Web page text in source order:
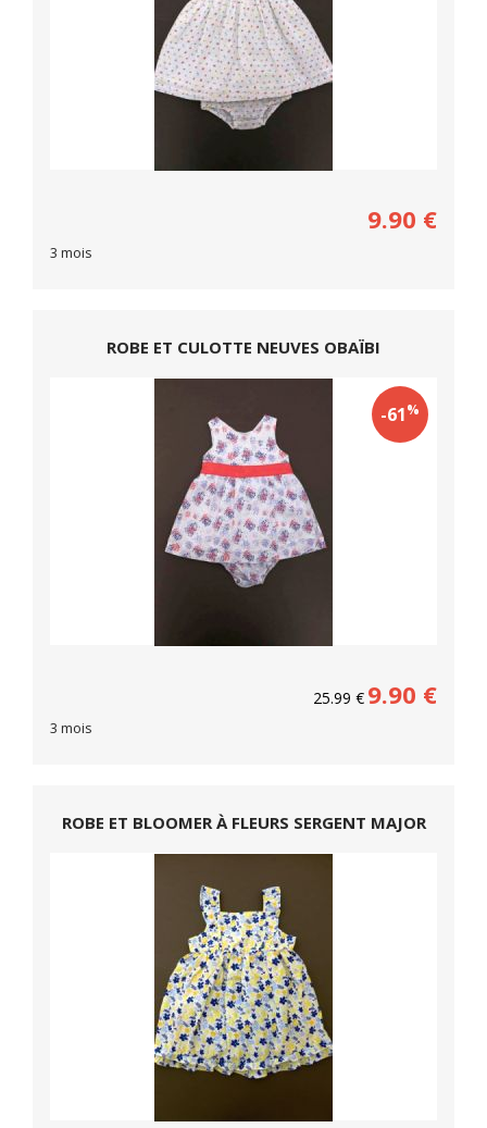
9.90 €
3 mois
ROBE ET CULOTTE NEUVES OBAÏBI
-61%
25.99 € 9.90 €
3 mois
ROBE ET BLOOMER À FLEURS SERGENT MAJOR